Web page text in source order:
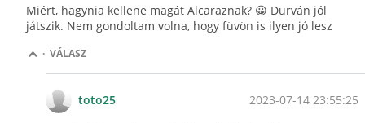
Miért, hagynia kellene magát Alcaraznak? 😀 Durván jól
játszik. Nem gondoltam volna, hogy füvön is ilyen jó lesz
· VÁLASZ
toto25 2023-07-14 23:55:25